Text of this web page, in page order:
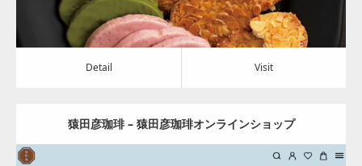
Detail Visit
猿田彦珈琲 – 猿田彦珈琲オンラインショップ